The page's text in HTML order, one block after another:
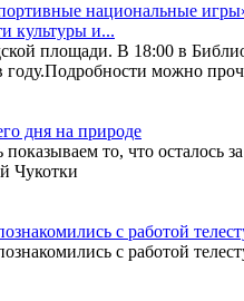
национальные
культуры и...
площади. В 18:00 в
можно
дня на природе
то, что
Чукотки
с работой
с работой